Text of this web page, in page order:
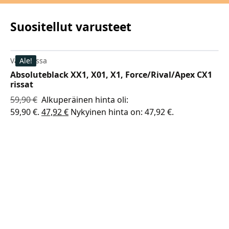
Suositellut varusteet
Ale!
Varastossa
Absoluteblack XX1, X01, X1, Force/Rival/Apex CX1
rissat
59,90€ Alkuperäinen hinta oli:
59,90 €. 47,92€ Nykyinen hinta on: 47,92 €.